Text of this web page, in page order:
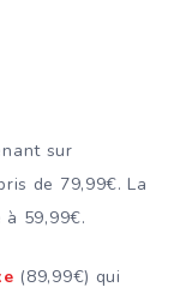
sur
de 79,99€. La
59,99€.
(89,99€) qui